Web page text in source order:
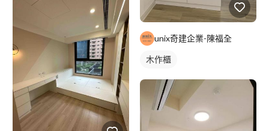
unix奇建企業-陳福全
木作櫃